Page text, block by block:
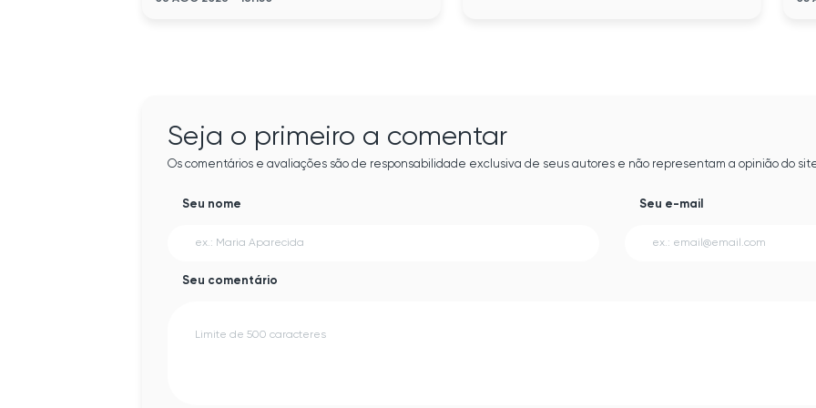
Seja o primeiro a comentar
Os comentários e avaliações são de responsabilidade exclusiva de seus autores e não representam a opinião do
Seu nome Seu e-mail
Seu comentário